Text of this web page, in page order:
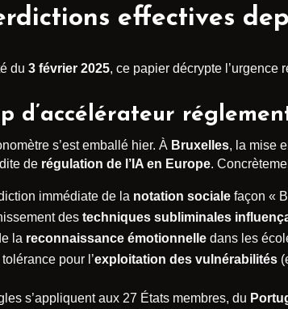
effectives
du 3 février 2025, ce papier décrypte l’urgence
d’accélérateur
s’est emballé hier. À Bruxelles, la mise
de régulation de l’IA en Europe.
immédiate de la notation sociale façon «
des techniques subliminales
la reconnaissance émotionnelle dans les
pour l’exploitation des vulnérabilités
s’appliquent aux 27 États membres, du